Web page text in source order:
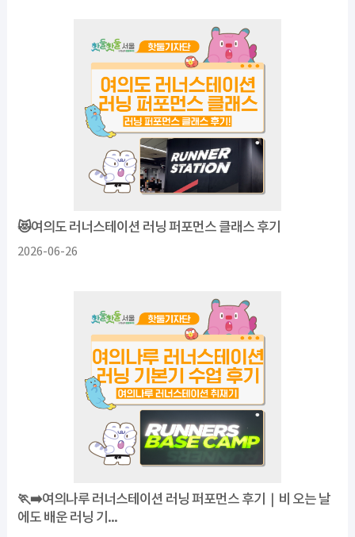
😻여의도 러너스테이션 러닝 퍼포먼스 클래스 후기
2026-06-26
🏃‍➡️여의나루 러너스테이션 러닝 퍼포먼스 후기｜비 오는 날
에도 배운 러닝 기...